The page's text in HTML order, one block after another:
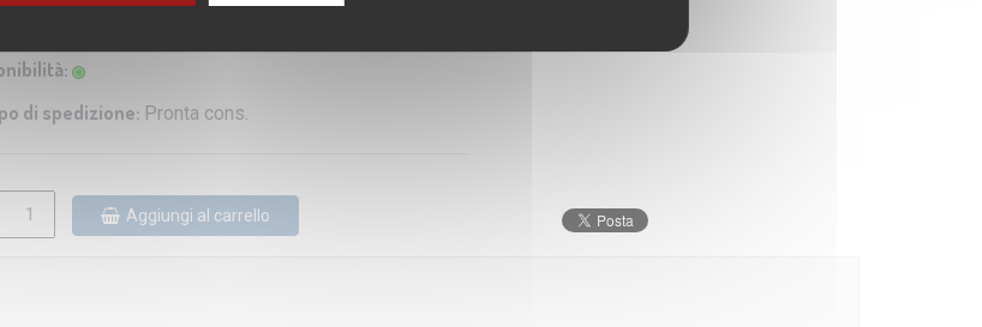
di spedizione: Pronta cons.
Aggiungi al carrello